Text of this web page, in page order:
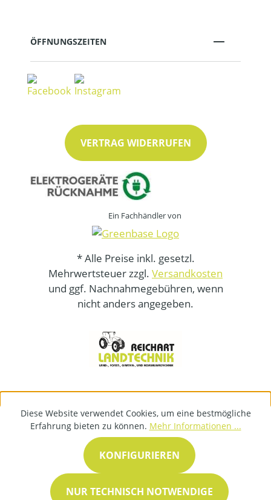
ÖFFNUNGSZEITEN
VERTRAG WIDERRUFEN
Ein Fachhändler von
* Alle Preise inkl. gesetzl.
Mehrwertsteuer zzgl. Versandkosten
und ggf. Nachnahmegebühren, wenn
nicht anders angegeben.
Diese Website verwendet Cookies, um eine bestmögliche
Erfahrung bieten zu können. Mehr Informationen ...
NUR TECHNISCH NOTWENDIGE
KONFIGURIEREN